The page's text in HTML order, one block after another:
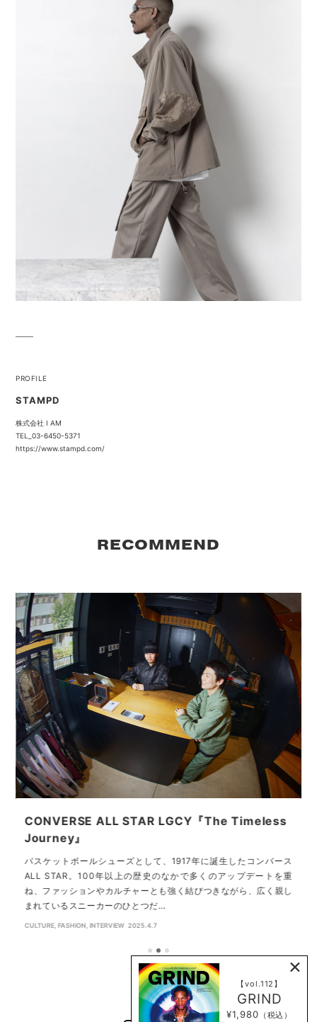
PROFILE
STAMPD
株式会社 I AM
TEL_03-6450-5371
https://www.stampd.com/
RECOMMEND
CONVERSE ALL STAR LGCY『The Timeless
Journey』
バスケットボールシューズとして、1917年に誕生したコンバース
ALL STAR。100年以上の歴史のなかで多くのアップデートを重
ね、ファッションやカルチャーとも強く結びつきながら、広く親し
まれているスニーカーのひとつだ…
CULTURE, FASHION INTERVIEW2025.4.7
【vol.112】
GRIND
¥1,980 （税込）
×